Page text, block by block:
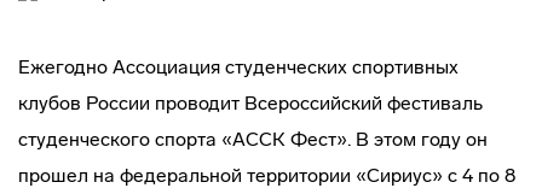
Ежегодно Ассоциация студенческих спортивных
клубов России проводит Всероссийский фестиваль
студенческого спорта «АССК Фест». В этом году он
прошел на федеральной территории «Сириус» с 4 по 8